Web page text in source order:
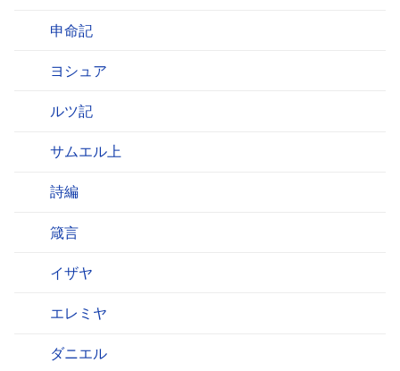
申命記
ヨシュア
ルツ記
サムエル上
詩編
箴言
イザヤ
エレミヤ
ダニエル